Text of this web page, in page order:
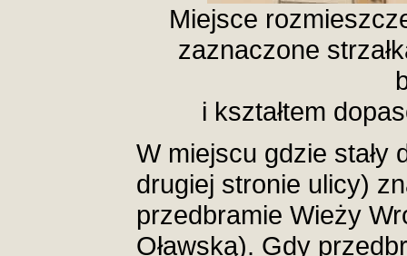
Miejsce
zaznaczone
i kształtem
W miejscu gdzie stały
drugiej stronie ulicy)
przedbramie Wieży
Oławską). Gdy